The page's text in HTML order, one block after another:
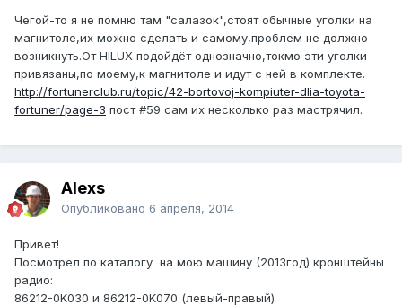
Чегой-то я не помню там "салазок",стоят обычные уголки на
магнитоле,их можно сделать и самому,проблем не должно
возникнуть.От HILUX подойдёт однозначно,токмо эти уголки
привязаны,по моему,к магнитоле и идут с ней в комплекте.
http://fortunerclub.ru/topic/42-bortovoj-kompiuter-dlia-toyota-
fortuner/page-3 пост #59 сам их несколько раз мастрячил.
Alexs
Опубликовано 6 апреля, 2014
Привет!
Посмотрел по каталогу на мою машину (2013год) кронштейны
радио:
86212-0K030 и 86212-0K070 (левый-правый)